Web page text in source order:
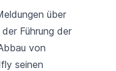
über
Führung der
von
seinen